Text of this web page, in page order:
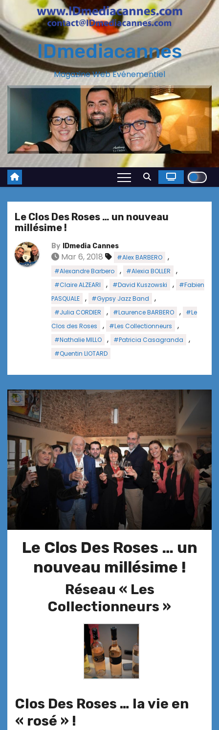
IDmediacannes
Magazine Web Evénementiel
Le Clos Des Roses … un nouveau
millésime !
By IDmedia Cannes
Mar 6, 2018 #Alex BARBERO ,
#Alexandre Barbero , #Alexia BOLLER ,
#Claire ALZEARI , #David Kuszowski ,
#Fabien
PASQUALE
, #Gypsy Jazz Band ,
#Julia CORDIER , #Laurence BARBERO ,
#Le
Clos des Roses
, #Les Collectionneurs ,
#Nathalie MILLO , #Patricia Casagranda ,
#Quentin LIOTARD
Le Clos Des Roses … un
nouveau millésime !
Réseau « Les
Collectionneurs »
Clos Des Roses … la vie en
« rosé » !